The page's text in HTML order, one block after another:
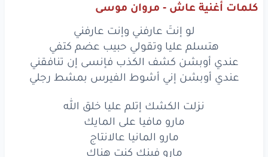
الكشك
مارومافياعلىالمايك
مارو المانياعالانتاج
ماروفينككنتهناك
فونيمهريميسدجات
الصبحانافي هاسيندا
كلمات أغنية عاش - مروان موسى
لو إنتَ عارفني وإنت عارفني
هتسلم عليا وتقولي حبيب عضم كتفي
عندي أوبشن كشف الكذب فإنسى إن تنافقني
عندي أوبشن إني أشوط الفيرس بمشط رجلي
نزلت الكشك إتلم عليا خلق الله
مارو مافيا على المايك
مارو المانيا عالانتاج
مارو فينك كنت هناك